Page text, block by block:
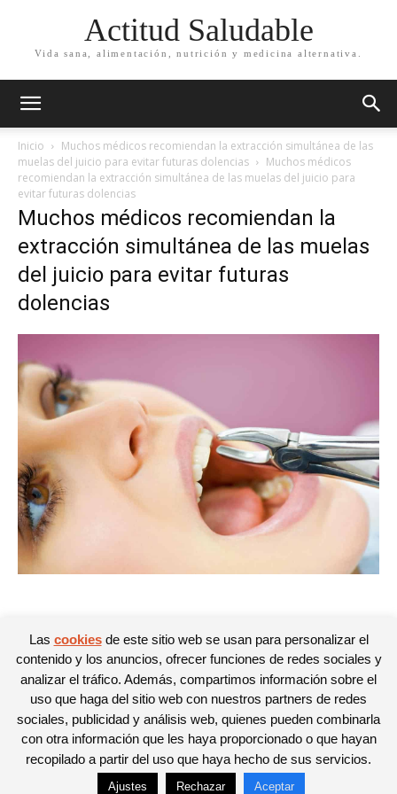
Actitud Saludable
Vida sana, alimentación, nutrición y medicina alternativa.
Inicio
Muchos médicos recomiendan la extracción simultánea de las
muelas del juicio para evitar futuras dolencias
Muchos médicos
recomiendan la extracción simultánea de las muelas del juicio para
evitar futuras dolencias
Muchos médicos recomiendan la
extracción simultánea de las muelas
del juicio para evitar futuras
dolencias
© Newspaper WordPress Theme by TagDiv
Las cookiesde este sitio web se usan para personalizar el
contenido y los anuncios, ofrecer funciones de redes sociales y
analizar el tráfico. Además, compartimos información sobre el
uso que haga del sitio web con nuestros partners de redes
sociales, publicidad y análisis web, quienes pueden combinarla
con otra información que les haya proporcionado o que hayan
recopilado a partir del uso que haya hecho de sus servicios.
Ajustes Rechazar Aceptar